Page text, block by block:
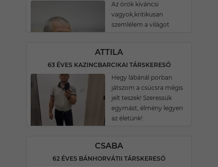
Az örök kíváncsi
vagyok,kritikusan
szemlélem a világot
ATTILA
63 ÉVES KAZINCBARCIKAI TÁRSKERESŐ
Hegy lábánál porban
játszom a csúcsra mégis
jelt teszek! Szeressük
egymást, élmény legyen
az életünk!
CSABA
62 ÉVES BÁNHORVÁTII TÁRSKERESŐ